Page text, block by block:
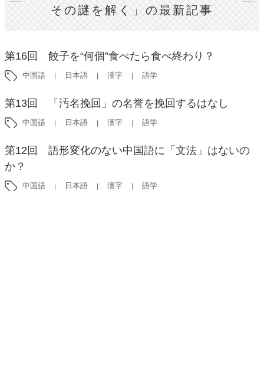
その謎を解く」の最新記事
第16回 餃子を“何個”食べたら食べ終わり？
中国語 日本語 漢字 語学
第13回 「汚名挽回」の名誉を挽回するはなし
中国語 日本語 漢字 語学
第12回 語形変化のない中国語に「文法」はないの
か？
中国語 日本語 漢字 語学